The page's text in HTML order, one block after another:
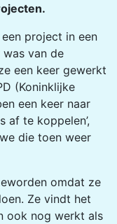
project in een
van de
een keer gewerkt
(Koninklijke
een keer naar
af te koppelen’,
die toen weer
omdat ze
Ze vindt het
ook nog werkt als